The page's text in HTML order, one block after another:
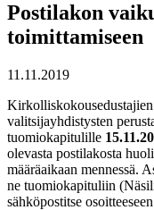
Postilakon
toimittamiseen
11.11.2019
valitsijayhdistysten
tuomiokapitulille
olevasta postilakosta
määräaikaan mennessä.
ne tuomiokapituliin
sähköpostitse osoitteeseen